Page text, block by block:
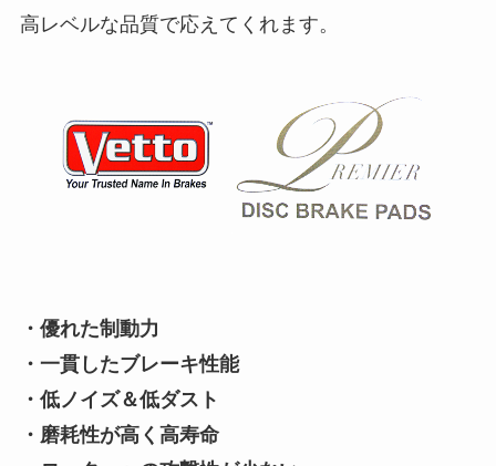
高レベルな品質で応えてくれます。
・優れた制動力
・一貫したブレーキ性能
・低ノイズ＆低ダスト
・磨耗性が高く高寿命